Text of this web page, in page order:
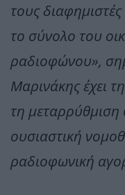
τους
το σύνολο του
ραδιοφώνου»,
Μαρινάκης έχει
τη
ουσιαστική
ραδιοφωνική